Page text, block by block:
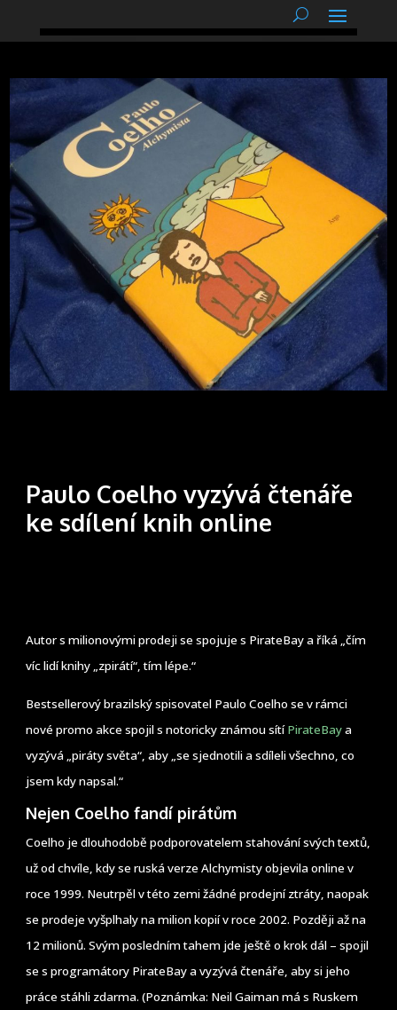
Paulo Coelho vyzývá čtenáře
ke sdílení knih online
Autor s milionovými prodeji se spojuje s PirateBay a říká „čím
víc lidí knihy „zpirátí“, tím lépe.“
Bestsellerový brazilský spisovatel Paulo Coelho se v rámci
nové promo akce spojil s notoricky známou sítíPirateBaya
vyzývá „piráty světa“, aby „se sjednotili a sdíleli všechno, co
jsem kdy napsal.“
Nejen Coelho fandí pirátům
Coelho je dlouhodobě podporovatelem stahování svých textů,
už od chvíle, kdy se ruská verze Alchymisty objevila online v
roce 1999. Neutrpěl v této zemi žádné prodejní ztráty, naopak
se prodeje vyšplhaly na milion kopií v roce 2002. Později až na
12 milionů. Svým posledním tahem jde ještě o krok dál – spojil
se s programátory PirateBay a vyzývá čtenáře, aby si jeho
práce stáhli zdarma. (Poznámka: Neil Gaiman má s Ruskem